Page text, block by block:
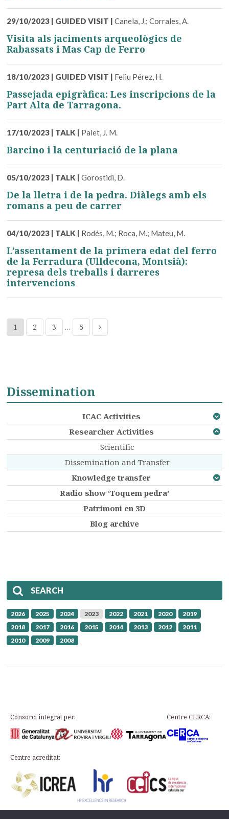
29/10/2023 | GUIDED VISIT | Canela, J.; Corrales, A.
Visita als jaciments arqueològics de
Rabassats i Mas Cap de Ferro
18/10/2023 | GUIDED VISIT | Feliu Pérez, H.
Passejada epigràfica: Les inscripcions de la
Part Alta de Tarragona.
17/10/2023 | TALK | Palet, J. M.
Barcino i la centuriació de la plana
05/10/2023 | TALK | Gorostidi, D.
De la lletra i de la pedra. Diàlegs amb els
romans a peu de carrer
04/10/2023 | TALK | Rodés, M.; Roca, M.; Mateu, M.
L’assentament de la primera edat del ferro
de la Ferradura (Ulldecona, Montsià):
represa dels treballs i darreres
intervencions
1 2 3 … 5
Dissemination
ICAC Activities
Researcher Activities
Scientific
Dissemination and Transfer
Knowledge transfer
Radio show ‘Toquem pedra’
Patrimoni en 3D
Blog archive
SEARCH
2026 2025 2024 2023 2022 2021 2020
2019
2018
2017 2016 2015 2014 2013 2012
2011
2010
2009 2008
Consorci integrat per: Centre CERCA:
Centre acreditat: